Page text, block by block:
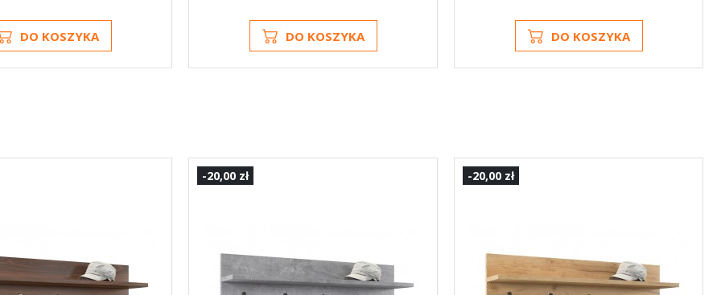
DO KOSZYKA DO KOSZYKA DO KOSZYKA
-20,00 zł -20,00 zł